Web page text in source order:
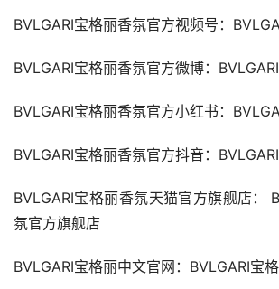
BVLGARI宝格丽香氛官方视频号：
BVLGARI宝格丽香氛官方微博：
BVLGARI宝格丽香氛官方小红书：
BVLGARI宝格丽香氛官方抖音：
BVLGARI宝格丽香氛天猫官方旗舰店：
氛官方旗舰店
BVLGARI宝格丽中文官网：BVLGARI宝